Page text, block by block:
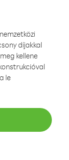
díjakkal
kellene
le